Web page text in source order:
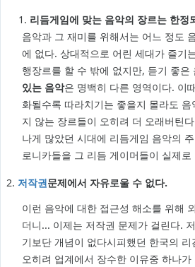
리듬게임에 맞는 음악의 장르는 한정
음악과 그 재미를 위해서는 어느 정도
에 없다. 상대적으로 어린 세대가 즐기
행장르를 할 수 밖에 없지만, 듣기 좋은
있는 음악은 명백히 다른 영역이다. 이
화될수록 따라치기는 좋을지 몰라도
지 않는 장르들이 오히려 더 오래버틴
나게 많았던 시대에 리듬게임 음악의
로니카들을 그 리듬 게이머들이 실제로
2. 저작권문제에서 자유로울 수 없다.
이런 음악에 대한 접근성 해소를 위해
더니... 이제는 저작권 문제가 걸린다.
기보단 개념이 없다시피했던 한국의 리
오히려 업계에서 장수한 이유중 하나